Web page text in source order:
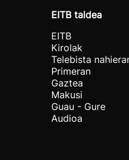
EITB taldea
EITB
Kirolak
Telebista
Primeran
Gaztea
Makusi
Guau - Gure
Audioa